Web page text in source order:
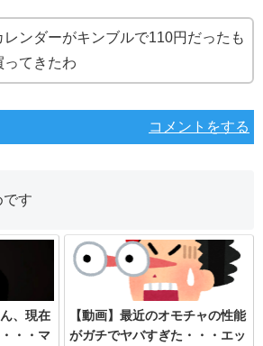
レンダーがキンブルで110円だったも
ってきたわ
コメントをする
です
、現在
・・マ
【動画】最近のオモチャの性能
がガチでヤバすぎた・・・エッ